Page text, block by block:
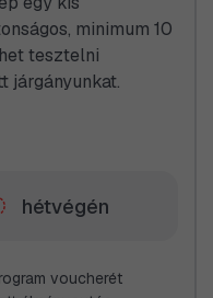
minimum 10
tesztelni
járgányunkat.
hétvégén
voucherét